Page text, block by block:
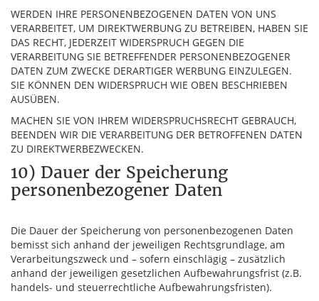
WERDEN IHRE PERSONENBEZOGENEN DATEN VON UNS
VERARBEITET, UM DIREKTWERBUNG ZU BETREIBEN, HABEN SIE
DAS RECHT, JEDERZEIT WIDERSPRUCH GEGEN DIE
VERARBEITUNG SIE BETREFFENDER PERSONENBEZOGENER
DATEN ZUM ZWECKE DERARTIGER WERBUNG EINZULEGEN.
SIE KÖNNEN DEN WIDERSPRUCH WIE OBEN BESCHRIEBEN
AUSÜBEN.
MACHEN SIE VON IHREM WIDERSPRUCHSRECHT GEBRAUCH,
BEENDEN WIR DIE VERARBEITUNG DER BETROFFENEN DATEN
ZU DIREKTWERBEZWECKEN.
10) Dauer der Speicherung
personenbezogener Daten
Die Dauer der Speicherung von personenbezogenen Daten
bemisst sich anhand der jeweiligen Rechtsgrundlage, am
Verarbeitungszweck und – sofern einschlägig – zusätzlich
anhand der jeweiligen gesetzlichen Aufbewahrungsfrist (z.B.
handels- und steuerrechtliche Aufbewahrungsfristen).